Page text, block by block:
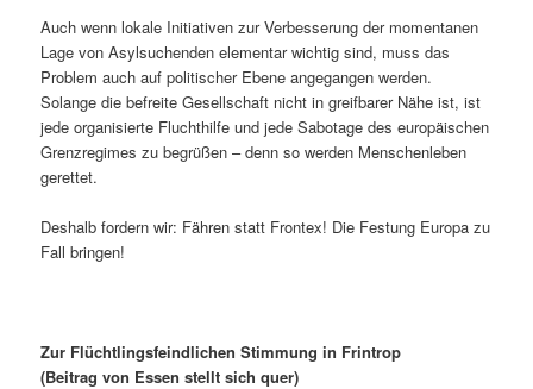
Auch wenn lokale Initiativen zur Verbesserung der momentanen
Lage von Asylsuchenden elementar wichtig sind, muss das
Problem auch auf politischer Ebene angegangen werden.
Solange die befreite Gesellschaft nicht in greifbarer Nähe ist, ist
jede organisierte Fluchthilfe und jede Sabotage des europäischen
Grenzregimes zu begrüßen – denn so werden Menschenleben
gerettet.
Deshalb fordern wir: Fähren statt Frontex! Die Festung Europa zu
Fall bringen!
Zur Flüchtlingsfeindlichen Stimmung in Frintrop
(Beitrag von Essen stellt sich quer)